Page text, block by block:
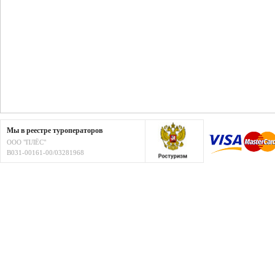
Мы в реестре туроператоров
ООО "ПЛЁС"
В031-00161-00/03281968